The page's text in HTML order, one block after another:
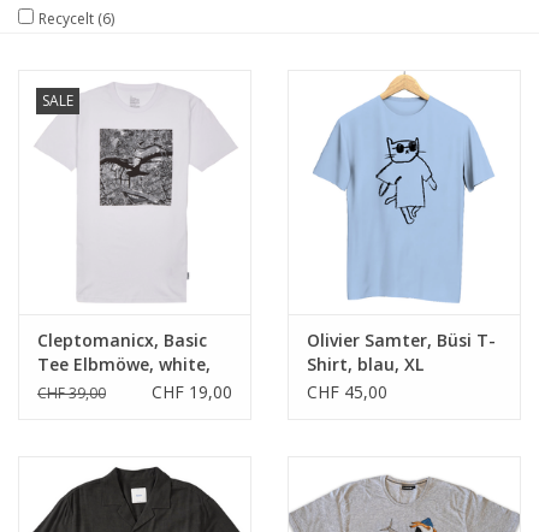
Recycelt (6)
SALE
Cleptomanicx, Basic
Tee Elbmöwe, white,
XL
CHF 39,00 CHF 19,00
Olivier Samter, Büsi T-
Shirt, blau, XL
CHF 45,00